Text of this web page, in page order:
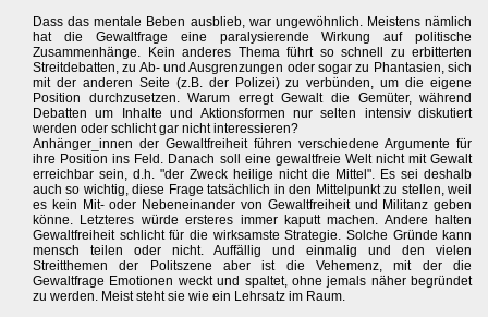
Dass das mentale Beben ausblieb, war ungewöhnlich. Meistens nämlich
hat die Gewaltfrage eine paralysierende Wirkung auf politische
Zusammenhänge. Kein anderes Thema führt so schnell zu erbitterten
Streitdebatten, zu Ab- und Ausgrenzungen oder sogar zu Phantasien, sich
mit der anderen Seite (z.B. der Polizei) zu verbünden, um die eigene
Position durchzusetzen. Warum erregt Gewalt die Gemüter, während
Debatten um Inhalte und Aktionsformen nur selten intensiv diskutiert
werden oder schlicht gar nicht interessieren?
Anhänger_innen der Gewaltfreiheit führen verschiedene Argumente für
ihre Position ins Feld. Danach soll eine gewaltfreie Welt nicht mit Gewalt
erreichbar sein, d.h. "der Zweck heilige nicht die Mittel". Es sei deshalb
auch so wichtig, diese Frage tatsächlich in den Mittelpunkt zu stellen, weil
es kein Mit- oder Nebeneinander von Gewaltfreiheit und Militanz geben
könne. Letzteres würde ersteres immer kaputt machen. Andere halten
Gewaltfreiheit schlicht für die wirksamste Strategie. Solche Gründe kann
mensch teilen oder nicht. Auffällig und einmalig und den vielen
Streitthemen der Politszene aber ist die Vehemenz, mit der die
Gewaltfrage Emotionen weckt und spaltet, ohne jemals näher begründet
zu werden. Meist steht sie wie ein Lehrsatz im Raum.